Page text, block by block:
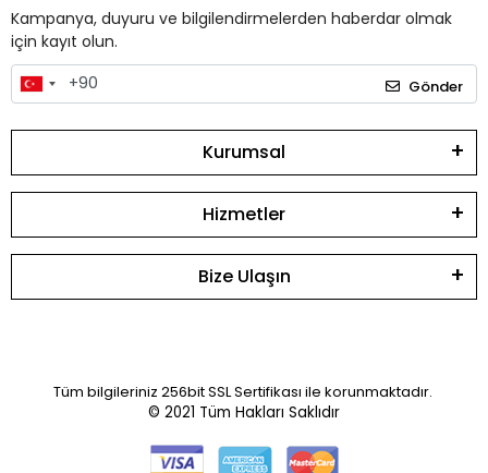
Kampanya, duyuru ve bilgilendirmelerden haberdar olmak
için kayıt olun.
Gönder
Kurumsal
Hizmetler
Bize Ulaşın
Tüm bilgileriniz 256bit SSL Sertifikası ile korunmaktadır.
© 2021 Tüm Hakları Saklıdır